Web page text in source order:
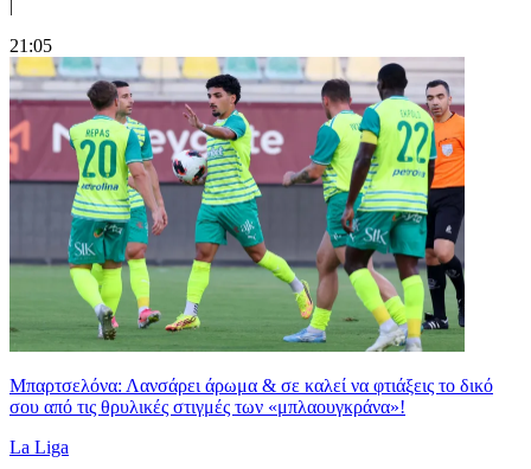
|
21:05
Μπαρτσελόνα: Λανσάρει άρωμα & σε καλεί να φτιάξεις το δικό
σου από τις θρυλικές στιγμές των «μπλαουγκράνα»!
La Liga